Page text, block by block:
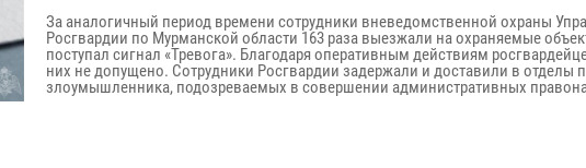
За аналогичный период времени сотрудники вневедомственной охраны
Росгвардии по Мурманской области 163 раза выезжали на охраняемые
поступал сигнал «Тревога». Благодаря оперативным действиям
них не допущено. Сотрудники Росгвардии задержали и доставили в отделы
злоумышленника, подозреваемых в совершении административных